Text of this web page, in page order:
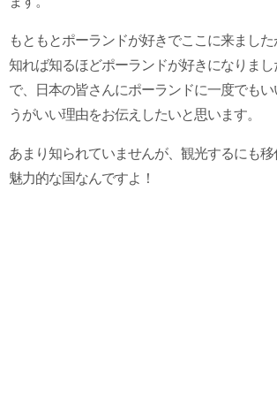
もともとポーランドが好きでここに来まし
知れば知るほどポーランドが好きになりまし
で、日本の皆さんにポーランドに一度でも
うがいい理由をお伝えしたいと思います。
あまり知られていませんが、観光するにも移
魅力的な国なんですよ！